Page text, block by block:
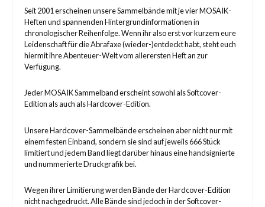
Seit 2001 erscheinen unsere Sammelbände mit je vier MOSAIK-
Heften und spannenden Hintergrundinformationen in
chronologischer Reihenfolge. Wenn ihr also erst vor kurzem eure
Leidenschaft für die Abrafaxe (wieder-)entdeckt habt, steht euch
hiermit ihre Abenteuer-Welt vom allerersten Heft an zur
Verfügung.
Jeder MOSAIK Sammelband erscheint sowohl als Softcover-
Edition als auch als Hardcover-Edition.
Unsere Hardcover-Sammelbände erscheinen aber nicht nur mit
einem festen Einband, sondern sie sind auf jeweils 666 Stück
limitiert und jedem Band liegt darüber hinaus eine handsignierte
und nummerierte Druckgrafik bei.
Wegen ihrer Limitierung werden Bände der Hardcover-Edition
nicht nachgedruckt. Alle Bände sind jedoch in der Softcover-